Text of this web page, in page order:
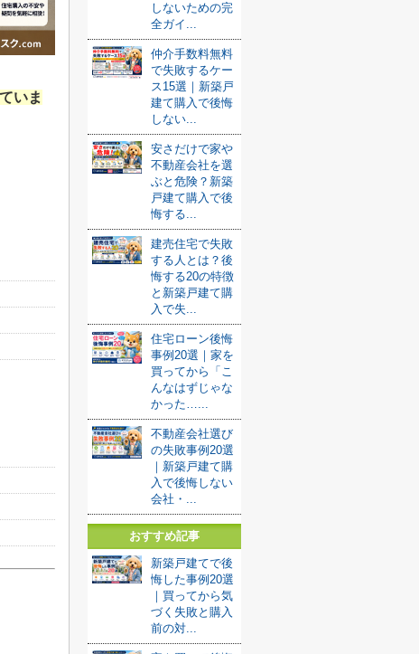
いま
しないための完
全ガイ...
仲介手数料無料
で失敗するケー
ス15選｜新築戸
建て購入で後悔
しない...
安さだけで家や
不動産会社を選
ぶと危険？新築
戸建て購入で後
悔する...
建売住宅で失敗
する人とは？後
悔する20の特徴
と新築戸建て購
入で失...
住宅ローン後悔
事例20選｜家を
買ってから「こ
んなはずじゃな
かった…...
不動産会社選び
の失敗事例20選
｜新築戸建て購
入で後悔しない
会社・...
おすすめ記事
新築戸建てで後
悔した事例20選
｜買ってから気
づく失敗と購入
前の対...